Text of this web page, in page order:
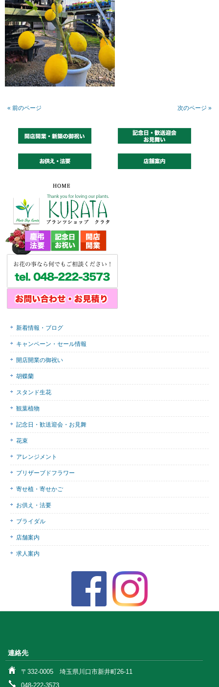
« 前のページ 次のページ »
新着情報・ブログ
キャンペーン・セール情報
開店開業の御祝い
胡蝶蘭
スタンド生花
観葉植物
記念日・歓送迎会・お見舞
花束
アレンジメント
プリザーブドフラワー
寄せ植・寄せかご
お供え・法要
ブライダル
店舗案内
求人案内
連絡先
〒332-0005 埼玉県川口市新井町26-11
048-222-3573